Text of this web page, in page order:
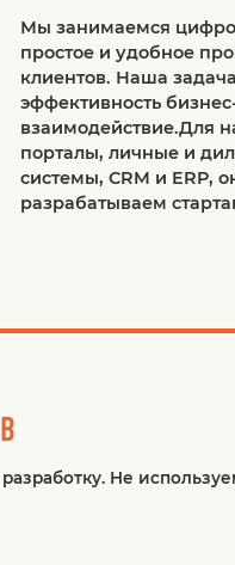
Мы занимаемся
простое и удобное
клиентов. Наша
эффективность
взаимодействие.Для
порталы, личные и
системы, CRM и ERP,
разрабатываем
Не